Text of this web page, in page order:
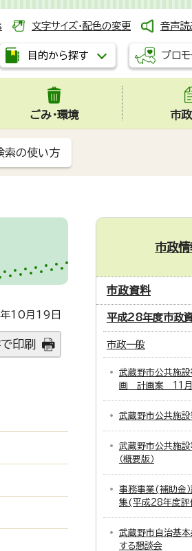
文字サイズ・配色の変更 音声読
目的から探す プロモ
ごみ・環境 市
索の使い方
10月19日
印刷
市政情
市政資料
平成28年度市政
市政一般
武蔵野市公共施
画 計画案 11月
武蔵野市公共施
武蔵野市公共施
（概要版）
事務事業(補助金
集(平成28年度評
武蔵野市自治基本
する懇談会